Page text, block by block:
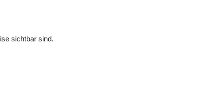
sichtbar sind.